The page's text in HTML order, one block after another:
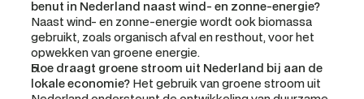
benut in Nederland naast wind- en zonne-energie?
Naast wind- en zonne-energie wordt ook biomassa
gebruikt, zoals organisch afval en resthout, voor het
opwekken van groene energie.
Hoe draagt groene stroom uit Nederland bij aan de
lokale economie? Het gebruik van groene stroom uit